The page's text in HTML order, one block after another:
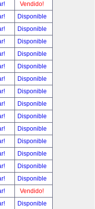
Vendido!
Disponible
Disponible
Disponible
Disponible
Disponible
Disponible
Disponible
Disponible
Disponible
Disponible
Disponible
Disponible
Disponible
Disponible
Vendido!
Disponible